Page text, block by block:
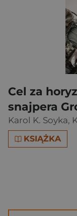
Cel za
snajpera
Karol K. Soyka,
KSIĄŻKA